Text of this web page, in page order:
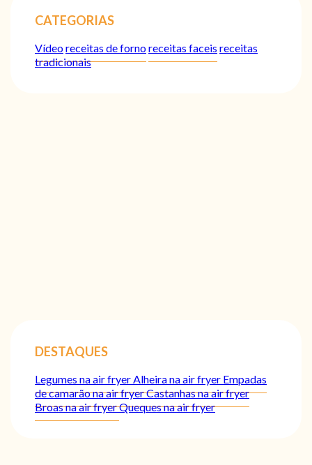
CATEGORIAS
Vídeoreceitas de fornoreceitas faceis receitas
tradicionais
DESTAQUES
Legumes na air fryer Alheira na air fryer Empadas
de camarão na air fryerCastanhas na air fryer
Broas na air fryerQueques na air fryer